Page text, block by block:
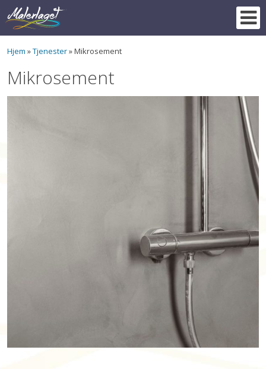
Skip
content
Hjem »Tjenester»Mikrosement
Mikrosement